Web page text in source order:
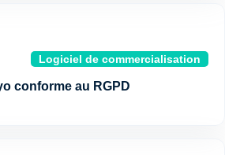
Logiciel de commercialisation
conforme au RGPD